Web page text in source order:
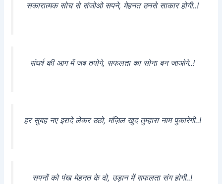
सकारात्मक सोच से संजोओ सपने, मेहनत उनसे साकार होगी..!
संघर्ष की आग में जब तपोगे, सफलता का सोना बन जाओगे..!
हर सुबह नए इरादे लेकर उठो, मंज़िल खुद तुम्हारा नाम पुकारेगी..!
सपनों को पंख मेहनत के दो, उड़ान में सफलता संग होगी..!